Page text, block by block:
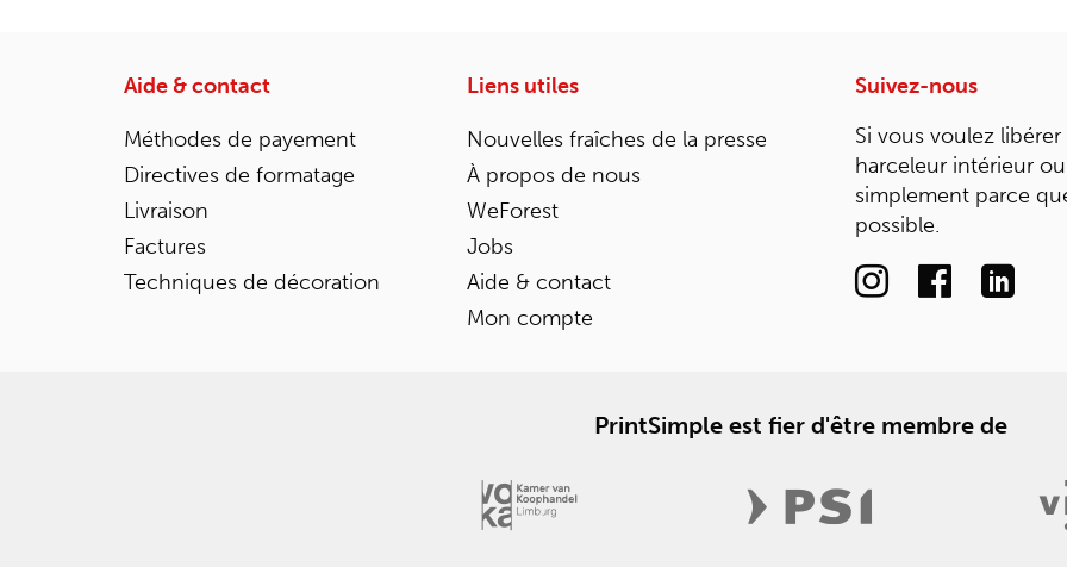
Aide & contact
Méthodes de payement
Directives de formatage
Livraison
Factures
Techniques de décoration
Liens utiles
Nouvelles fraîches de la presse
À propos de nous
WeForest
Jobs
Aide & contact
Mon compte
Suivez-nous
Si vous voulez
harceleur intérieur ou
simplement parce
possible.
PrintSimple est fier d'être membre de